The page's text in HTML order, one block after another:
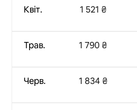
Квіт.
Трав.
Черв.
1 521 ₴
1 790 ₴
1 834 ₴